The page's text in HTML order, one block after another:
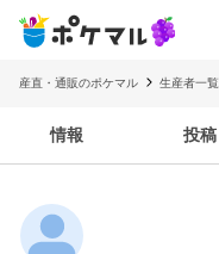
産直・通販のポケマル 生産者一覧
情報 投稿